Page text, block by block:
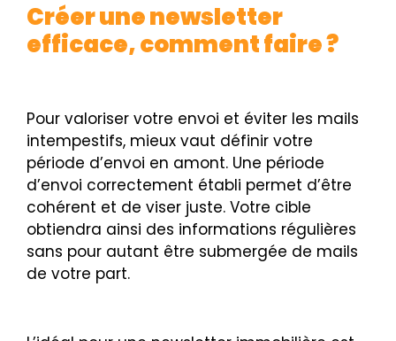
Créer une newsletter
efficace, comment faire ?
Pour valoriser votre envoi et éviter les mails
intempestifs, mieux vaut définir votre
période d’envoi en amont. Une période
d’envoi correctement établi permet d’être
cohérent et de viser juste. Votre cible
obtiendra ainsi des informations régulières
sans pour autant être submergée de mails
de votre part.